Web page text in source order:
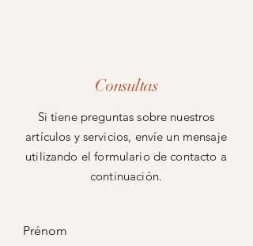
Consultas
Si tiene preguntas sobre nuestros
artículos y servicios, envíe un mensaje
utilizando el formulario de contacto a
continuación.
Prénom